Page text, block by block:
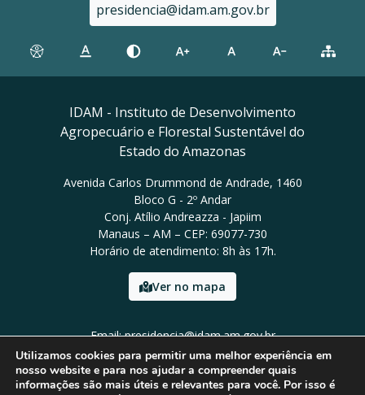
presidencia@idam.am.gov.br
IDAM - Instituto de Desenvolvimento
Agropecuário e Florestal Sustentável do
Estado do Amazonas
Avenida Carlos Drummond de Andrade, 1460
Bloco G - 2º Andar
Conj. Atílio Andreazza - Japiim
Manaus – AM – CEP: 69077-730
Horário de atendimento: 8h às 17h.
Ver no mapa
Email: presidencia@idam.am.gov.br
Tel: (92) 98452-9911
Utilizamos cookies para permitir uma melhor experiência em
nosso website e para nos ajudar a compreender quais
informações são mais úteis e relevantes para você. Por isso é